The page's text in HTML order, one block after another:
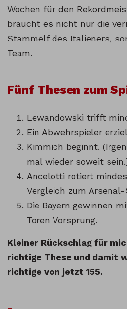
Wochen für den
braucht es nicht nur die
Stammelf des Italieners,
Team.
Fünf Thesen zum
Lewandowski trifft
Ein Abwehrspieler
Kimmich beginnt.
mal wieder soweit
Ancelotti rotiert
Vergleich zum Arsenal-
Die Bayern gewinnen
Toren Vorsprung.
Kleiner Rückschlag für
richtige These und damit
richtige von jetzt 155.